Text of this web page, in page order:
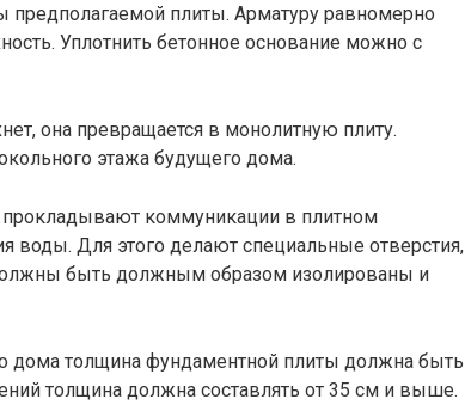
плиты. Арматуру равномерно
Уплотнить бетонное основание можно с
она превращается в монолитную плиту.
этажа будущего дома.
коммуникации в плитном
воды. Для этого делают специальные отверстия,
быть должным образом изолированы и
дома толщина фундаментной плиты должна быть
толщина должна составлять от 35 см и выше.